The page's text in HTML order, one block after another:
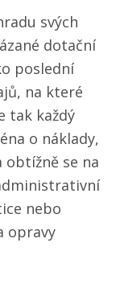
svých
dotační
poslední
na které
tak každý
o náklady,
se na
nebo
opravy